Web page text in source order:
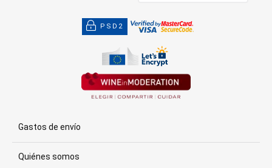
PSD2
Gastos de envío
Quiénes somos